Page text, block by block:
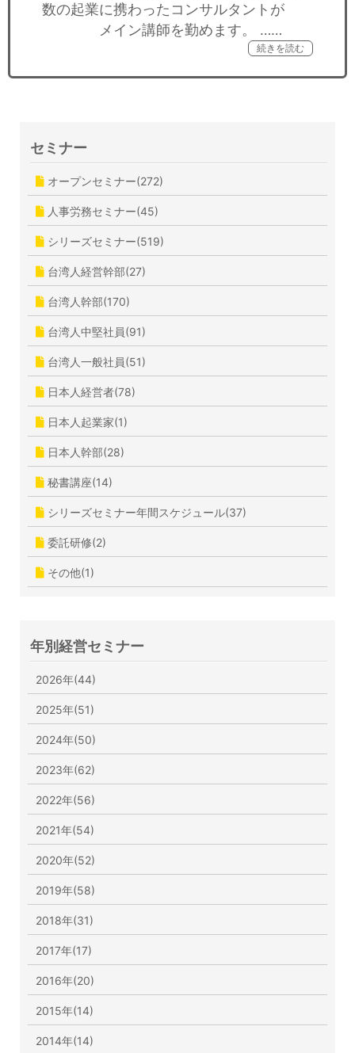
数の起業に携わったコンサルタントが
メイン講師を勤めます。 ……
続きを読む
セミナー
オープンセミナー(272)
人事労務セミナー(45)
シリーズセミナー(519)
台湾人経営幹部(27)
台湾人幹部(170)
台湾人中堅社員(91)
台湾人一般社員(51)
日本人経営者(78)
日本人起業家(1)
日本人幹部(28)
秘書講座(14)
シリーズセミナー年間スケジュール(37)
委託研修(2)
その他(1)
年別経営セミナー
2026年(44)
2025年(51)
2024年(50)
2023年(62)
2022年(56)
2021年(54)
2020年(52)
2019年(58)
2018年(31)
2017年(17)
2016年(20)
2015年(14)
2014年(14)